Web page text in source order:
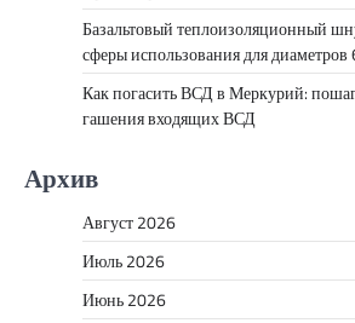
Базальтовый теплоизоляционный
сферы использования для
Как погасить ВСД в Меркурий:
гашения входящих ВСД
Архив
Август 2026
Июль 2026
Июнь 2026